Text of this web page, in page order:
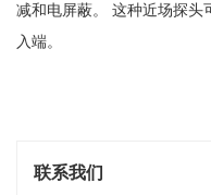
减和电屏蔽。
这种近场探头
入端。
联系我们